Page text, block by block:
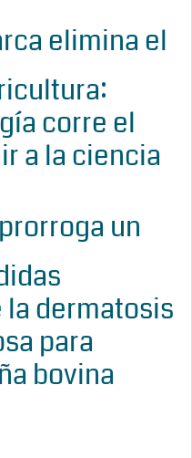
elimina el
corre el
a la ciencia
un
dermatosis
para
bovina